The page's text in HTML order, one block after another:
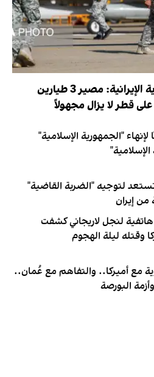
مساعد القوة الجوية الإيرانية: مصير 3 طيارين
قطر لا يزال مجهولاً
"الجمهورية الإسلامية"
لتوجيه "الضربة القاضية"
إيران
هاتفية لنجل لاريجاني كشفت
وقتله ليلة الهجوم
مع أميركا.. والتفاهم مع عُمان..
البورصة